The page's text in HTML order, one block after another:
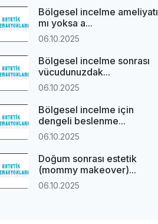
Bölgesel incelme ameliyatı
mı yoksa a...
06.10.2025
Bölgesel incelme sonrası
vücudunuzdak...
06.10.2025
Bölgesel incelme için
dengeli beslenme...
06.10.2025
Doğum sonrası estetik
(mommy makeover)...
06.10.2025